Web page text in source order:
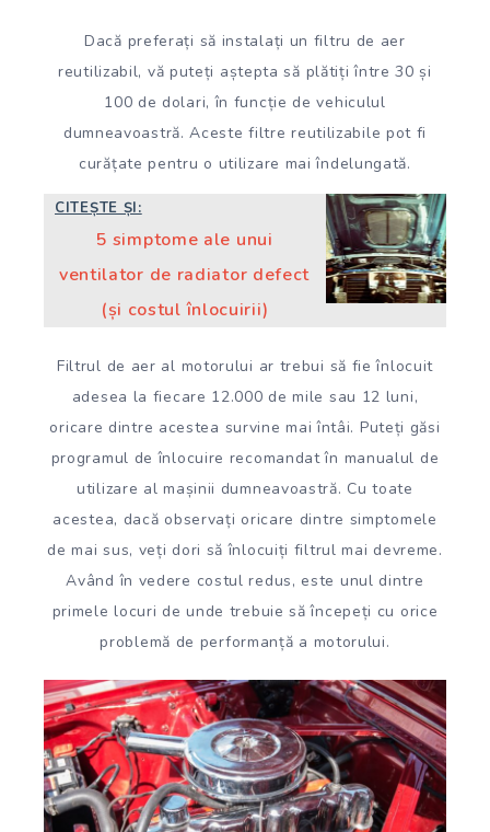
Dacă preferați să instalați un filtru de aer
reutilizabil, vă puteți aștepta să plătiți între 30 și
100 de dolari, în funcție de vehiculul
dumneavoastră. Aceste filtre reutilizabile pot fi
curățate pentru o utilizare mai îndelungată.
CITEȘTE ȘI:
5 simptome ale unui
ventilator de radiator defect
(și costul înlocuirii)
Filtrul de aer al motorului ar trebui să fie înlocuit
adesea la fiecare 12.000 de mile sau 12 luni,
oricare dintre acestea survine mai întâi. Puteți găsi
programul de înlocuire recomandat în manualul de
utilizare al mașinii dumneavoastră. Cu toate
acestea, dacă observați oricare dintre simptomele
de mai sus, veți dori să înlocuiți filtrul mai devreme.
Având în vedere costul redus, este unul dintre
primele locuri de unde trebuie să începeți cu orice
problemă de performanță a motorului.